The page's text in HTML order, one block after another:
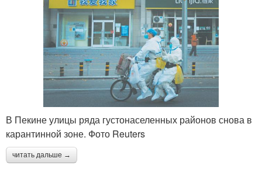
В Пекине улицы ряда густонаселенных районов снова в
карантинной зоне. Фото Reuters
читать дальше →